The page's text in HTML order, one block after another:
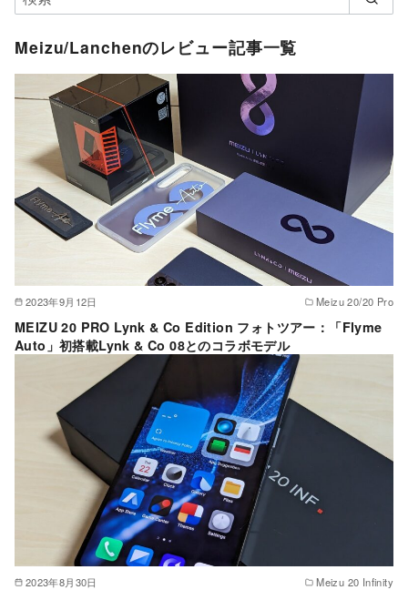
Meizu/Lanchenのレビュー記事一覧
2023年9月12日 Meizu 20/20 Pro
MEIZU 20 PRO Lynk & Co Edition フォトツアー：「Flyme
Auto」初搭載Lynk & Co 08とのコラボモデル
2023年8月30日 Meizu 20 Infinity